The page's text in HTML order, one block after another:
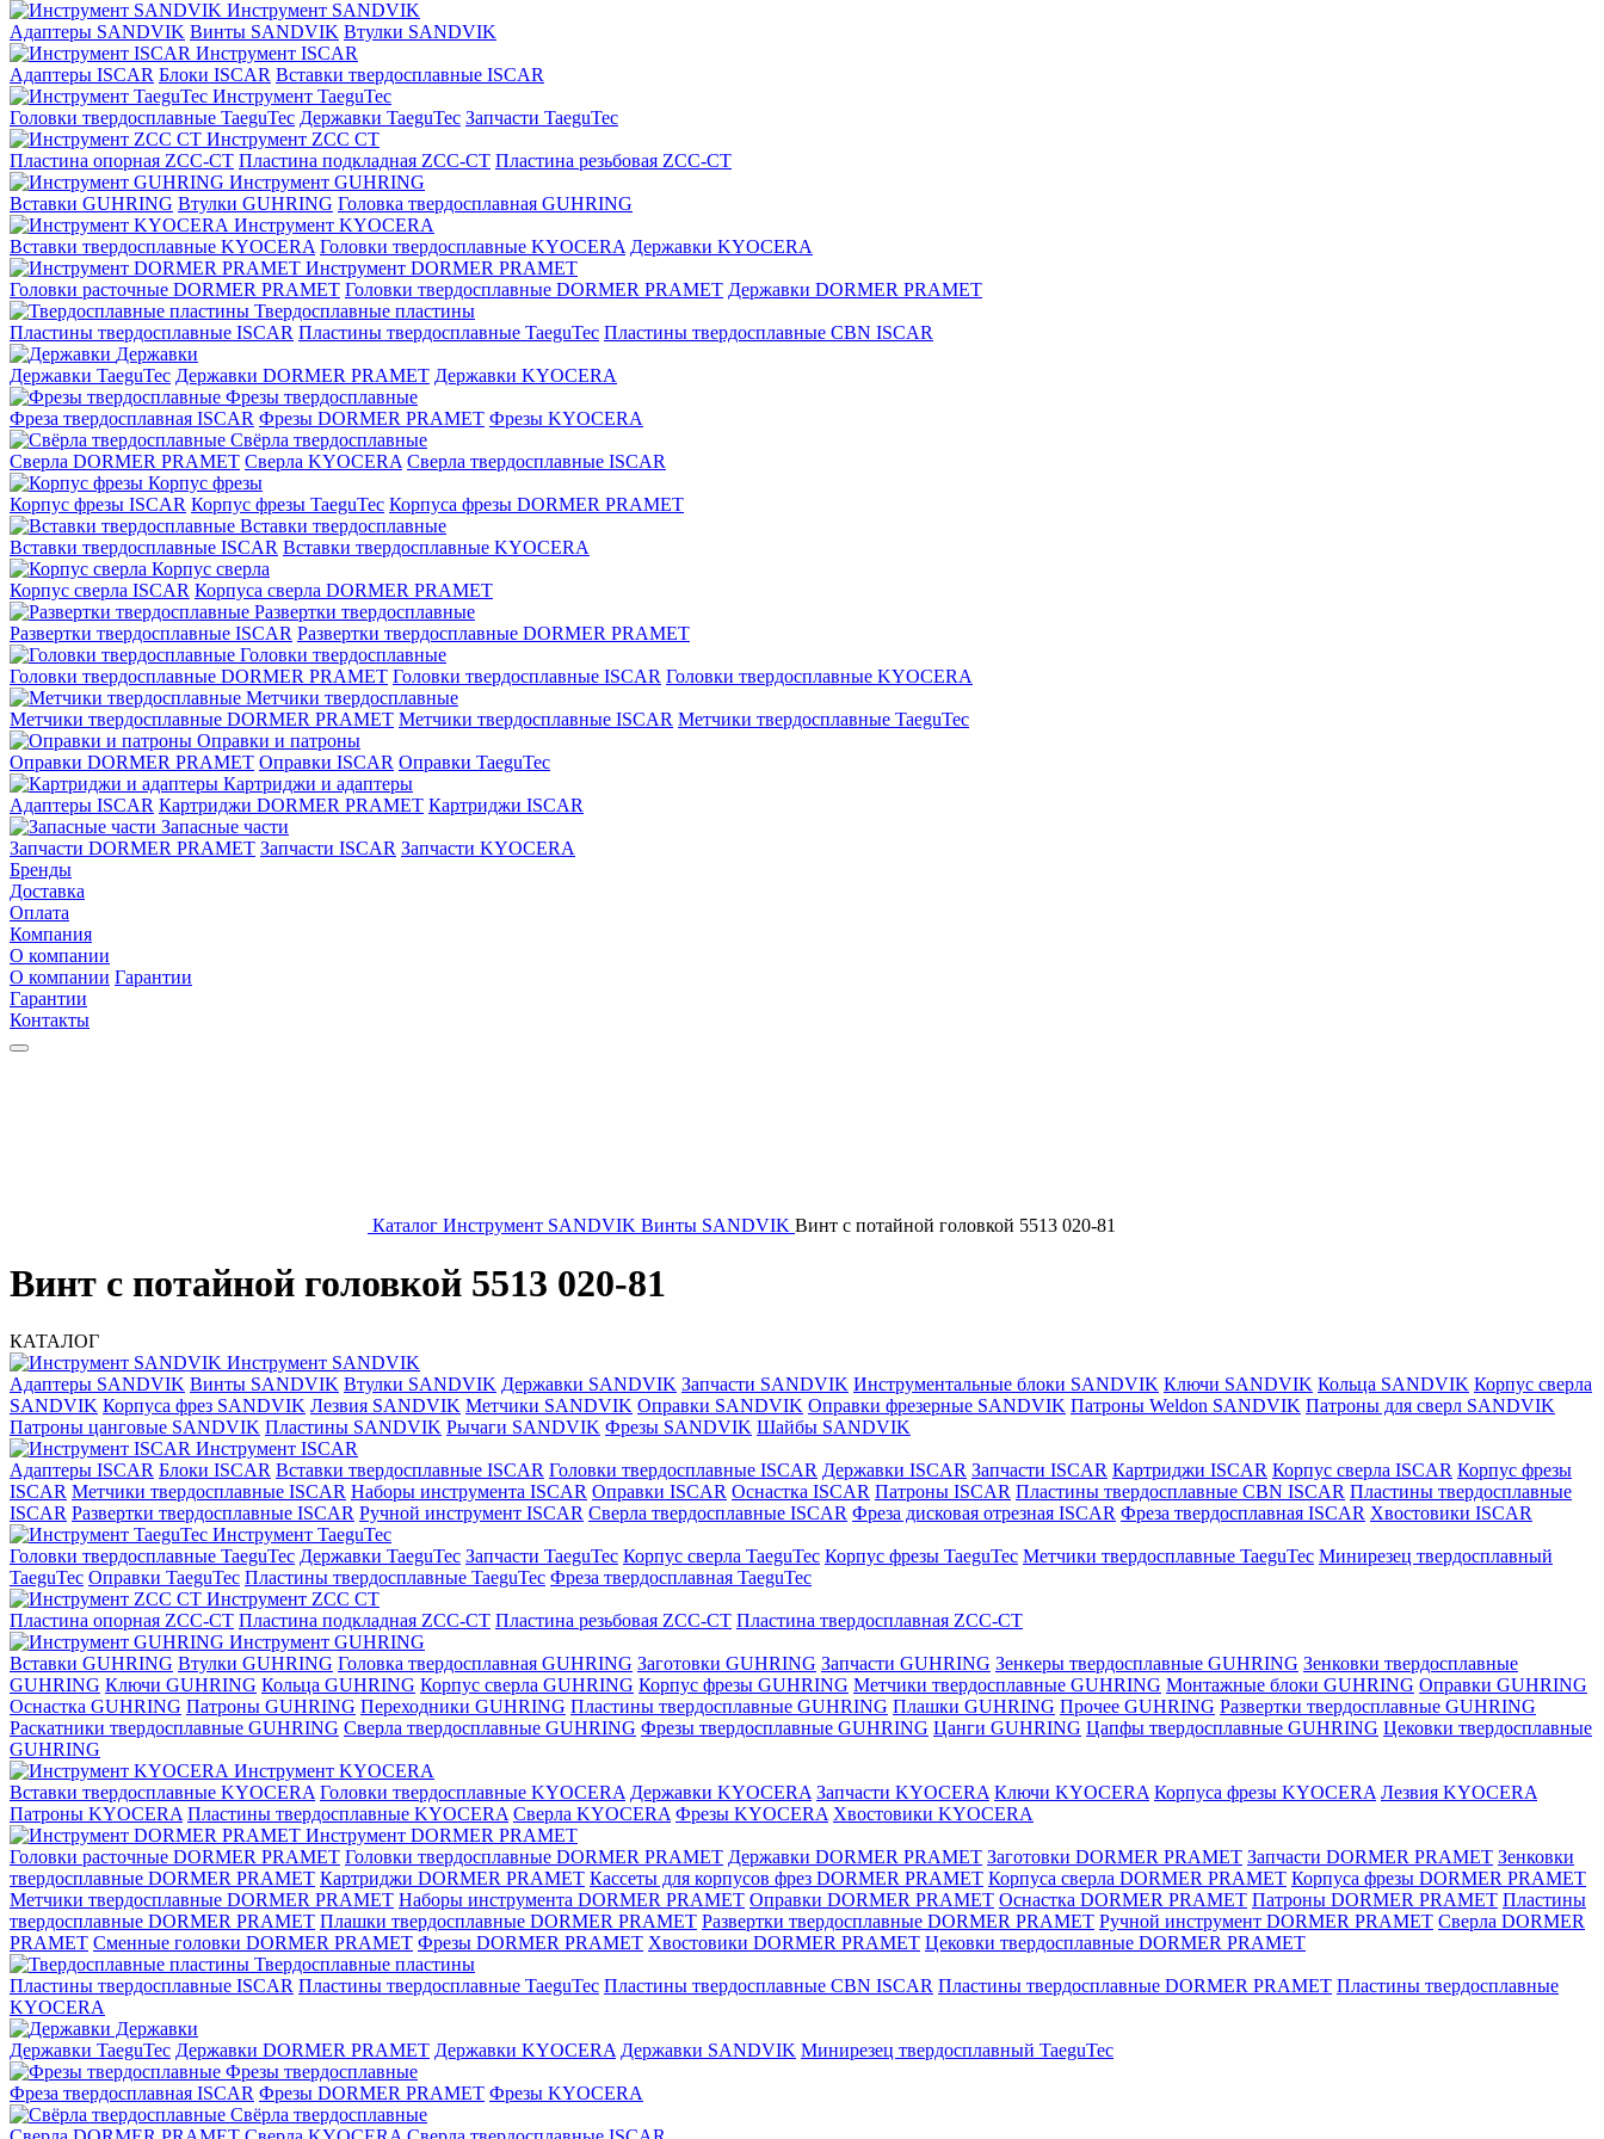
Инструмент SANDVIK
Адаптеры SANDVIK Винты SANDVIK Втулки SANDVIK
Инструмент ISCAR
Адаптеры ISCAR Блоки ISCAR Вставки твердосплавные ISCAR
Инструмент TaeguTec
Головки твердосплавные TaeguTec Державки TaeguTec Запчасти TaeguTec
Инструмент ZCС CT
Пластина опорная ZCC-CT Пластина подкладная ZCC-CT Пластина резьбовая ZCC-CT
Инструмент GUHRING
Вставки GUHRING Втулки GUHRING Головка твердосплавная GUHRING
Инструмент KYOCERA
Вставки твердосплавные KYOCERA Головки твердосплавные KYOCERA Державки KYOCERA
Инструмент DORMER PRAMET
Головки расточные DORMER PRAMET Головки твердосплавные DORMER PRAMET Державки DORMER PRAMET
Твердосплавные пластины
Пластины твердосплавные ISCAR Пластины твердосплавные TaeguTec Пластины твердосплавные CBN ISCAR
Державки
Державки TaeguTec Державки DORMER PRAMET Державки KYOCERA
Фрезы твердосплавные
Фреза твердосплавная ISCAR Фрезы DORMER PRAMET Фрезы KYOCERA
Свёрла твердосплавные
Сверла DORMER PRAMET Сверла KYOCERA Сверла твердосплавные ISCAR
Корпус фрезы
Корпус фрезы ISCAR Корпус фрезы TaeguTec Корпуса фрезы DORMER PRAMET
Вставки твердосплавные
Вставки твердосплавные ISCAR Вставки твердосплавные KYOCERA
Корпус сверла
Корпус сверла ISCAR Корпуса сверла DORMER PRAMET
Развертки твердосплавные
Развертки твердосплавные ISCAR Развертки твердосплавные DORMER PRAMET
Головки твердосплавные
Головки твердосплавные DORMER PRAMET Головки твердосплавные ISCAR Головки твердосплавные KYOCERA
Метчики твердосплавные
Метчики твердосплавные DORMER PRAMET Метчики твердосплавные ISCAR Метчики твердосплавные TaeguTec
Оправки и патроны
Оправки DORMER PRAMET Оправки ISCAR Оправки TaeguTec
Картриджи и адаптеры
Адаптеры ISCAR Картриджи DORMER PRAMET Картриджи ISCAR
Запасные части
Запчасти DORMER PRAMET Запчасти ISCAR Запчасти KYOCERA
Бренды
Доставка
Оплата
Компания
О компании
О компании Гарантии
Гарантии
Контакты
Каталог Инструмент SANDVIK Винты SANDVIK Винт с потайной головкой 5513 020-81
Винт с потайной головкой 5513 020-81
КАТАЛОГ
Инструмент SANDVIK
Адаптеры SANDVIK Винты SANDVIK Втулки SANDVIK Державки SANDVIK Запчасти SANDVIK Инструментальные блоки SANDVIK Ключи SANDVIK Кольца SANDVIK Корпус сверла
SANDVIK Корпуса фрез SANDVIK Лезвия SANDVIK Метчики SANDVIK Оправки SANDVIK Оправки фрезерные SANDVIK Патроны Weldon SANDVIK Патроны для сверл SANDVIK
Патроны цанговые SANDVIK Пластины SANDVIK Рычаги SANDVIK Фрезы SANDVIK Шайбы SANDVIK
Инструмент ISCAR
Адаптеры ISCAR Блоки ISCAR Вставки твердосплавные ISCAR Головки твердосплавные ISCAR Державки ISCAR Запчасти ISCAR Картриджи ISCAR Корпус сверла ISCAR Корпус фрезы
ISCAR Метчики твердосплавные ISCAR Наборы инструмента ISCAR Оправки ISCAR Оснастка ISCAR Патроны ISCAR Пластины твердосплавные CBN ISCAR Пластины твердосплавные
ISCAR Развертки твердосплавные ISCAR Ручной инструмент ISCAR Сверла твердосплавные ISCAR Фреза дисковая отрезная ISCAR Фреза твердосплавная ISCAR Хвостовики ISCAR
Инструмент TaeguTec
Головки твердосплавные TaeguTec Державки TaeguTec Запчасти TaeguTec Корпус сверла TaeguTec Корпус фрезы TaeguTec Метчики твердосплавные TaeguTec Минирезец твердосплавный
TaeguTec Оправки TaeguTec Пластины твердосплавные TaeguTec Фреза твердосплавная TaeguTec
Инструмент ZCС CT
Пластина опорная ZCC-CT Пластина подкладная ZCC-CT Пластина резьбовая ZCC-CT Пластина твердосплавная ZCC-CT
Инструмент GUHRING
Вставки GUHRING Втулки GUHRING Головка твердосплавная GUHRING Заготовки GUHRING Запчасти GUHRING Зенкеры твердосплавные GUHRING Зенковки твердосплавные
GUHRING Ключи GUHRING Кольца GUHRING Корпус сверла GUHRING Корпус фрезы GUHRING Метчики твердосплавные GUHRING Монтажные блоки GUHRING Оправки GUHRING
Оснастка GUHRING Патроны GUHRING Переходники GUHRING Пластины твердосплавные GUHRING Плашки GUHRING Прочее GUHRING Развертки твердосплавные GUHRING
Раскатники твердосплавные GUHRING Сверла твердосплавные GUHRING Фрезы твердосплавные GUHRING Цанги GUHRING Цапфы твердосплавные GUHRING Цековки твердосплавные
GUHRING
Инструмент KYOCERA
Вставки твердосплавные KYOCERA Головки твердосплавные KYOCERA Державки KYOCERA Запчасти KYOCERA Ключи KYOCERA Корпуса фрезы KYOCERA Лезвия KYOCERA
Патроны KYOCERA Пластины твердосплавные KYOCERA Сверла KYOCERA Фрезы KYOCERA Хвостовики KYOCERA
Инструмент DORMER PRAMET
Головки расточные DORMER PRAMET Головки твердосплавные DORMER PRAMET Державки DORMER PRAMET Заготовки DORMER PRAMET Запчасти DORMER PRAMET Зенковки
твердосплавные DORMER PRAMET Картриджи DORMER PRAMET Кассеты для корпусов фрез DORMER PRAMET Корпуса сверла DORMER PRAMET Корпуса фрезы DORMER PRAMET
Метчики твердосплавные DORMER PRAMET Наборы инструмента DORMER PRAMET Оправки DORMER PRAMET Оснастка DORMER PRAMET Патроны DORMER PRAMET Пластины
твердосплавные DORMER PRAMET Плашки твердосплавные DORMER PRAMET Развертки твердосплавные DORMER PRAMET Ручной инструмент DORMER PRAMET Сверла DORMER
PRAMET Сменные головки DORMER PRAMET Фрезы DORMER PRAMET Хвостовики DORMER PRAMET Цековки твердосплавные DORMER PRAMET
Твердосплавные пластины
Пластины твердосплавные ISCAR Пластины твердосплавные TaeguTec Пластины твердосплавные CBN ISCAR Пластины твердосплавные DORMER PRAMET Пластины твердосплавные
KYOCERA
Державки
Державки TaeguTec Державки DORMER PRAMET Державки KYOCERA Державки SANDVIK Минирезец твердосплавный TaeguTec
Фрезы твердосплавные
Фреза твердосплавная ISCAR Фрезы DORMER PRAMET Фрезы KYOCERA
Свёрла твердосплавные